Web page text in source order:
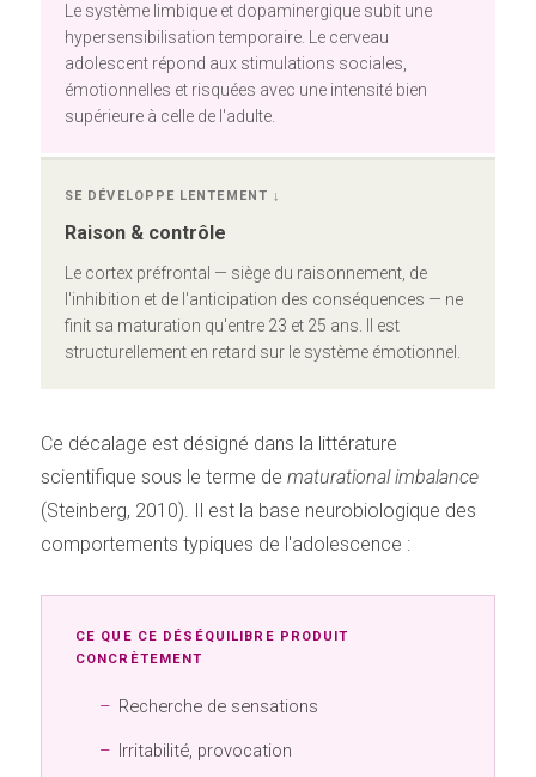
Le système limbique et dopaminergique subit une
hypersensibilisation temporaire. Le cerveau
adolescent répond aux stimulations sociales,
émotionnelles et risquées avec une intensité bien
supérieure à celle de l'adulte.
SE DÉVELOPPE LENTEMENT ↓
Raison & contrôle
Le cortex préfrontal — siège du raisonnement, de
l'inhibition et de l'anticipation des conséquences — ne
finit sa maturation qu'entre 23 et 25 ans. Il est
structurellement en retard sur le système émotionnel.
Ce décalage est désigné dans la littérature
scientifique sous le terme de maturational imbalance
(Steinberg, 2010). Il est la base neurobiologique des
comportements typiques de l'adolescence :
CE QUE CE DÉSÉQUILIBRE PRODUIT
CONCRÈTEMENT
Recherche de sensations
Irritabilité, provocation